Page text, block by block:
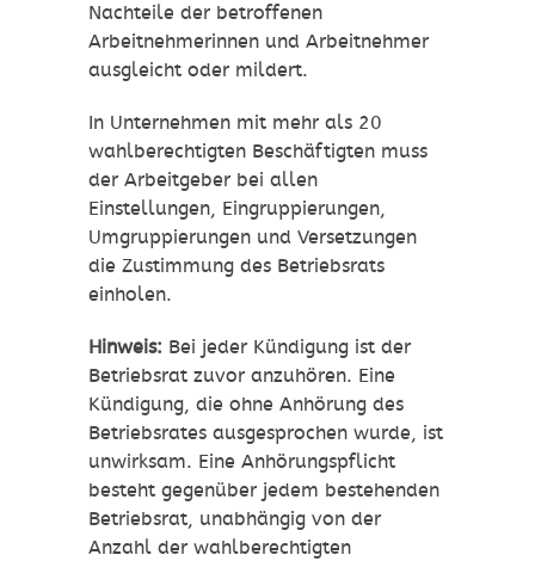
Nachteile der betroffenen
Arbeitnehmerinnen und Arbeitnehmer
ausgleicht oder mildert.
In Unternehmen mit mehr als 20
wahlberechtigten Beschäftigten muss
der Arbeitgeber bei allen
Einstellungen, Eingruppierungen,
Umgruppierungen und Versetzungen
die Zustimmung des Betriebsrats
einholen.
Hinweis: Bei jeder Kündigung ist der
Betriebsrat zuvor anzuhören. Eine
Kündigung, die ohne Anhörung des
Betriebsrates ausgesprochen wurde, ist
unwirksam. Eine Anhörungspflicht
besteht gegenüber jedem bestehenden
Betriebsrat, unabhängig von der
Anzahl der wahlberechtigten